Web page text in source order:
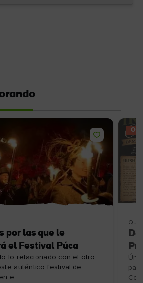
por las que le
el Festival Púca
lo relacionado con el otro
auténtico festival de
e...
Qué